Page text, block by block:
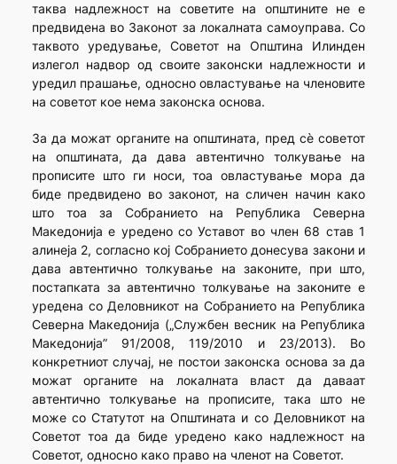
таква надлежност на советите на општините не е
предвидена во Законот за локалната самоуправа. Со
таквото уредување, Советот на Општина Илинден
излегол надвор од своите законски надлежности и
уредил прашање, односно овластување на членовите
на советот кое нема законска основа.
За да можат органите на општината, пред сѐ советот
на општината, да дава автентично толкување на
прописите што ги носи, тоа овластување мора да
биде предвидено во законот, на сличен начин како
што тоа за Собранието на Република Северна
Македонија е уредено со Уставот во член 68 став 1
алинеја 2, согласно кој Собранието донесува закони и
дава автентично толкување на законите, при што,
постапката за автентично толкување на законите е
уредена со Деловникот на Собранието на Република
Северна Македонија („Службен весник на Република
Македонија” 91/2008, 119/2010 и 23/2013). Во
конкретниот случај, не постои законска основа за да
можат органите на локалната власт да даваат
автентично толкување на прописите, така што не
може со Статутот на Општината и со Деловникот на
Советот тоа да биде уредено како надлежност на
Советот, односно како право на членот на Советот.